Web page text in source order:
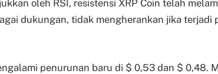
oleh RSI, resistensi XRP Coin telah
dukungan, tidak mengherankan jika terjadi
penurunan baru di $ 0,53 dan $ 0,48.